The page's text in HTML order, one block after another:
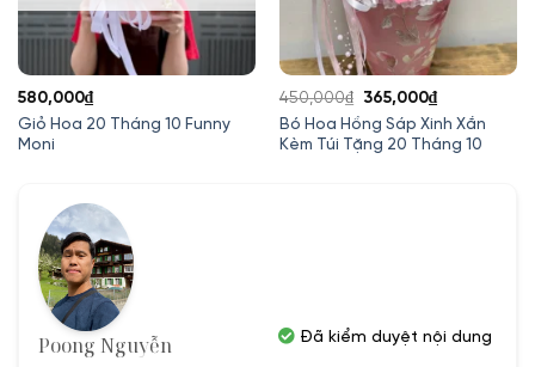
Giỏ Hoa 20 Tháng 10 Funny
Moni
580,000₫
Bó Hoa Hồng Sáp Xinh Xắn
Kèm Túi Tặng 20 Tháng 10
450,000₫
Giá
gốc
là:
365,000₫Giá
hiện
tại
Poong Nguyễn Đã kiểm duyệt nội dung